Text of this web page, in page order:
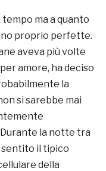
ma a quanto
proprio perfette.
aveva più volte
amore, ha deciso
la
si sarebbe mai
la notte tra
sentito il tipico
della